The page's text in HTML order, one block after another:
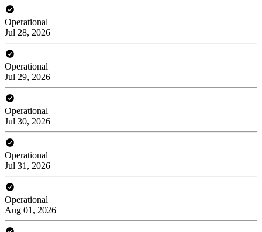
Operational
Jul 28, 2026
Operational
Jul 29, 2026
Operational
Jul 30, 2026
Operational
Jul 31, 2026
Operational
Aug 01, 2026